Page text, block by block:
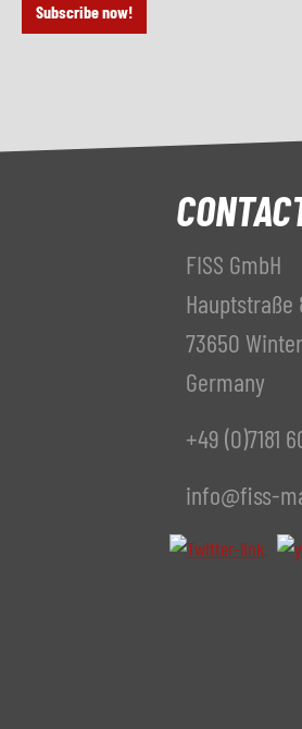
Subscribe now!
FISS GmbH
Hauptstraße
73650
Germany
+49 (0)7181
info@fiss-